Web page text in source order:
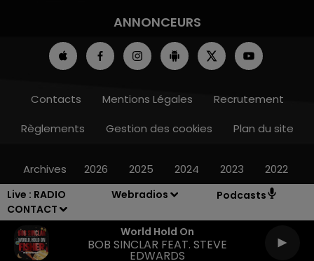
Live : RADIO
CONTACT
Webradios Podcasts
World Hold On
BOB SINCLAR FEAT. STEVE
EDWARDS
ANNONCEURS
Contacts Mentions Légales
Recrutement
Règlements
Gestion des cookies Plan du site
Archives 2026 2025 2024 2023 2022